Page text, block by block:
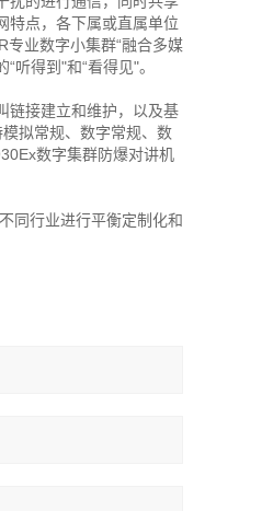
特点，各下属或直属单位
专业数字小集群“融合多媒
得到"和“看得见"。
链接建立和维护，以及基
拟常规、数字常规、数
数字集群防爆对讲机
同行业进行平衡定制化和